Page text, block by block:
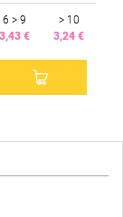
6 > 9
3,43 €
> 10
3,24 €